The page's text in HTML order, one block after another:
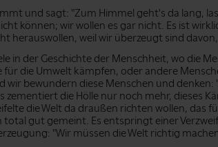
und sagt: "Zum Himmel geht's da lang,
können; wir wollen es gar nicht. Es ist
herauswollen, weil wir überzeugt sind
in der Geschichte der Menschheit, wo die
für die Umwelt kämpfen, oder andere
wir bewundern diese Menschen und denken:
zementiert die Hölle nur noch mehr, dieses
die Welt da draußen richten wollen, das
total gut gemeint. Es entspringt einer
"Wir müssen die Welt richtig